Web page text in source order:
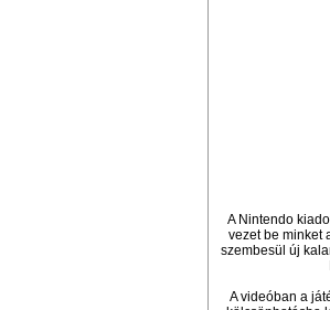
A Nintendo
vezet be minket
szembesül új
A videóban a